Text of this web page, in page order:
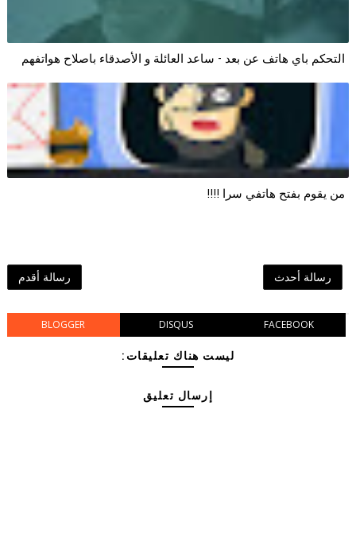
التحكم باي هاتف عن بعد - ساعد العائلة و الأصدقاء باصلاح هواتفهم
من يقوم بفتح هاتفي سرا !!!!
رسالة أحدث رسالة أقدم
BLOGGER DISQUS FACEBOOK
ليست هناك تعليقات:
إرسال تعليق